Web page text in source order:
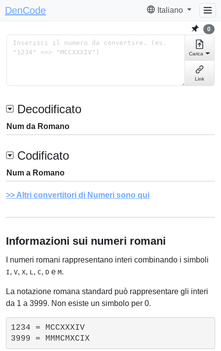
DenCode Italiano
0
Carica
Link
Decodificato
Num da Romano
Codificato
Num a Romano
Altri convertitori di Numeri sono qui
Informazioni sui numeri romani
I numeri romani rappresentano interi combinando i simboli
I, V, X, L , C, D e M.
La notazione romana standard può rappresentare gli interi
da 1 a 3999. Non esiste un simbolo per 0.
1234 = MCCXXXIV